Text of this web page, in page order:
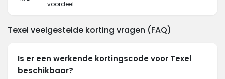
voordeel
Texel veelgestelde korting vragen (FAQ)
Is er een werkende kortingscode voor Texel
beschikbaar?